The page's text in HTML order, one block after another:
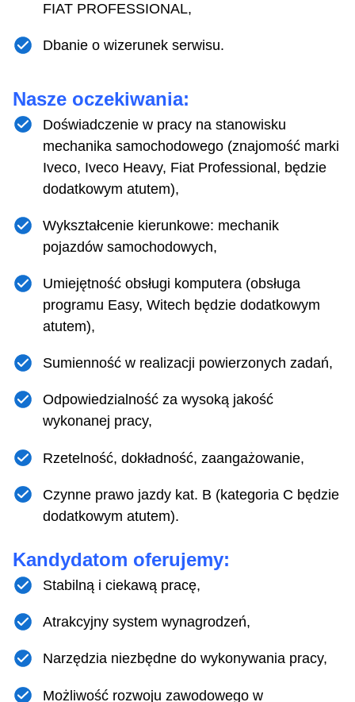
FIAT PROFESSIONAL,
Dbanie o wizerunek serwisu.
Nasze oczekiwania:
Doświadczenie w pracy na stanowisku
mechanika samochodowego (znajomość marki
Iveco, Iveco Heavy, Fiat Professional, będzie
dodatkowym atutem),
Wykształcenie kierunkowe: mechanik
pojazdów samochodowych,
Umiejętność obsługi komputera (obsługa
programu Easy, Witech będzie dodatkowym
atutem),
Sumienność w realizacji powierzonych zadań,
Odpowiedzialność za wysoką jakość
wykonanej pracy,
Rzetelność, dokładność, zaangażowanie,
Czynne prawo jazdy kat. B (kategoria C będzie
dodatkowym atutem).
Kandydatom oferujemy:
Stabilną i ciekawą pracę,
Atrakcyjny system wynagrodzeń,
Narzędzia niezbędne do wykonywania pracy,
Możliwość rozwoju zawodowego w